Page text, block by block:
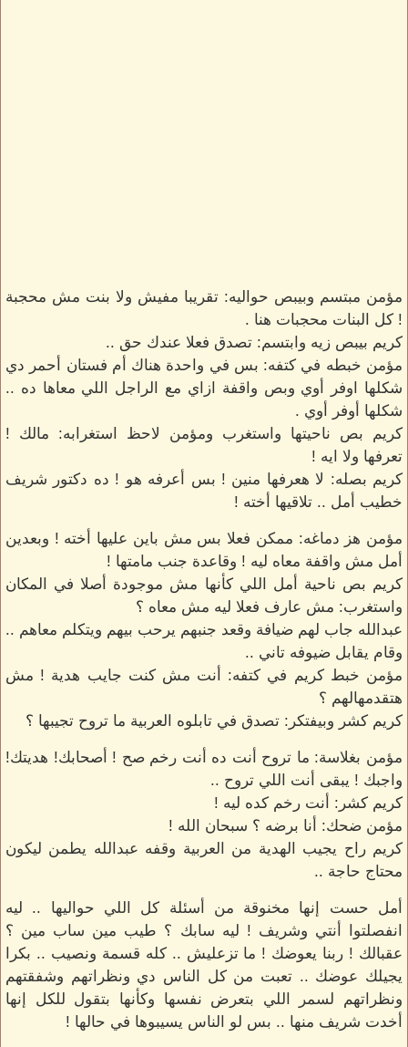
مؤمن مبتسم وبيبص حواليه: تقريبا مفيش ولا بنت مش محجبة
! كل البنات محجبات هنا .
كريم بيبص زيه وابتسم: تصدق فعلا عندك حق ..
مؤمن خبطه في كتفه: بس في واحدة هناك أم فستان أحمر دي
شكلها اوفر أوي وبص واقفة ازاي مع الراجل اللي معاها ده ..
شكلها أوفر أوي .
كريم بص ناحيتها واستغرب ومؤمن لاحظ استغرابه: مالك !
تعرفها ولا ايه !
كريم بصله: لا هعرفها منين ! بس أعرفه هو ! ده دكتور شريف
خطيب أمل .. تلاقيها أخته !
مؤمن هز دماغه: ممكن فعلا بس مش باين عليها أخته ! وبعدين
أمل مش واقفة معاه ليه ! وقاعدة جنب مامتها !
كريم بص ناحية أمل اللي كأنها مش موجودة أصلا في المكان
واستغرب: مش عارف فعلا ليه مش معاه ؟
عبدالله جاب لهم ضيافة وقعد جنبهم يرحب بيهم ويتكلم معاهم ..
وقام يقابل ضيوفه تاني ..
مؤمن خبط كريم في كتفه: أنت مش كنت جايب هدية ! مش
هتقدمهالهم ؟
كريم كشر وبيفتكر: تصدق في تابلوه العربية ما تروح تجيبها ؟
مؤمن بغلاسة: ما تروح أنت ده أنت رخم صح ! أصحابك! هديتك!
واجبك ! يبقى أنت اللي تروح ..
كريم كشر: أنت رخم كده ليه !
مؤمن ضحك: أنا برضه ؟ سبحان الله !
كريم راح يجيب الهدية من العربية وقفه عبدالله يطمن ليكون
محتاج حاجة ..
أمل حست إنها مخنوقة من أسئلة كل اللي حواليها .. ليه
انفصلتوا أنتي وشريف ! ليه سابك ؟ طيب مين ساب مين ؟
عقبالك ! ربنا يعوضك ! ما تزعليش .. كله قسمة ونصيب .. بكرا
يجيلك عوضك .. تعبت من كل الناس دي ونظراتهم وشفقتهم
ونظراتهم لسمر اللي بتعرض نفسها وكأنها بتقول للكل إنها
أخدت شريف منها .. بس لو الناس يسيبوها في حالها !